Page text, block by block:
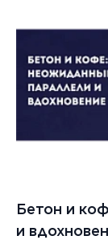
Бетон и
и